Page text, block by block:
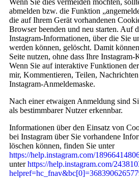
abmelden bzw. die Funktion
die auf Ihrem Gerät vorhandenen
Browser beenden und neu starten. Auf
Instagram-Informationen, über die Sie
werden können, gelöscht. Damit
Seite nutzen, ohne dass Ihre
Wenn Sie auf interaktive Funktionen
mir, Kommentieren, Teilen,
Instagram-Anmeldemaske.
Nach einer etwaigen Anmeldung sind
als bestimmbarer Nutzer erkennbar.
Informationen über den Einsatz von
bei Instagram über Sie vorhandene
löschen können, finden Sie unter
https://help.instagram.com/
unterhttps://help.instagram.com/